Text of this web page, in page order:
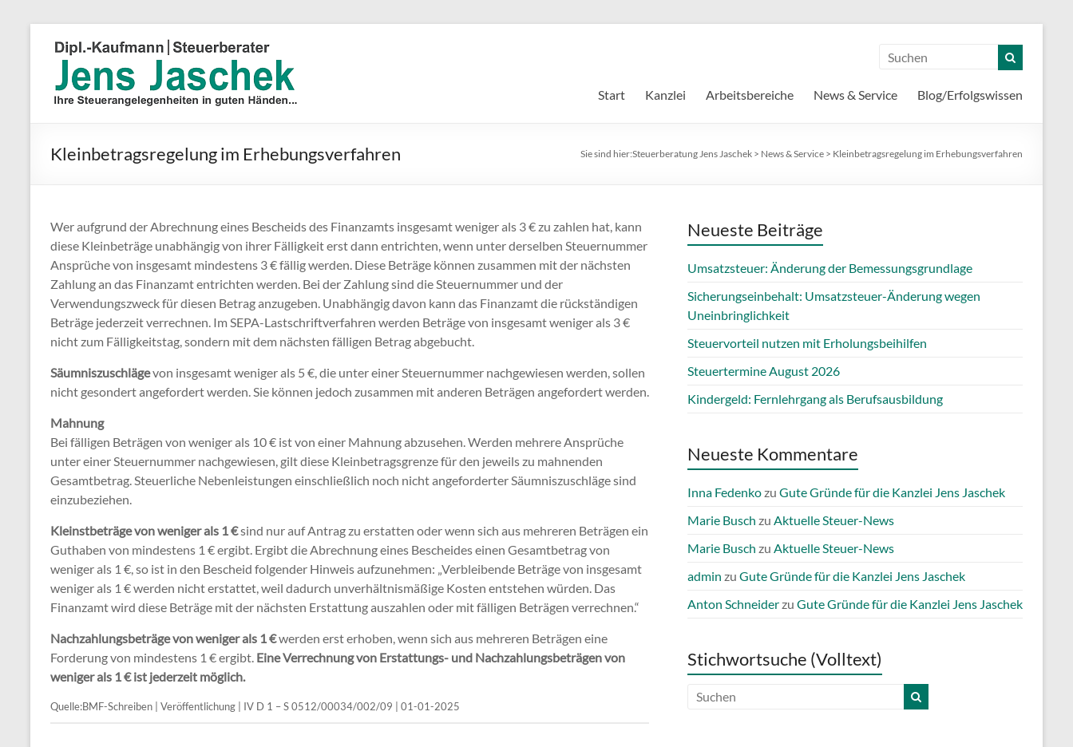
Start Kanzlei Arbeitsbereiche News & Service Blog/Erfolgswissen
Kleinbetragsregelung im Erhebungsverfahren Sie sind hier:Steuerberatung Jens Jaschek > News & Service > Kleinbetragsregelung im Erhebungsverfahren
Wer aufgrund der Abrechnung eines Bescheids des Finanzamts insgesamt weniger als 3 € zu zahlen hat, kann
diese Kleinbeträge unabhängig von ihrer Fälligkeit erst dann entrichten, wenn unter derselben Steuernummer
Ansprüche von insgesamt mindestens 3 € fällig werden. Diese Beträge können zusammen mit der nächsten
Zahlung an das Finanzamt entrichten werden. Bei der Zahlung sind die Steuernummer und der
Verwendungszweck für diesen Betrag anzugeben. Unabhängig davon kann das Finanzamt die rückständigen
Beträge jederzeit verrechnen. Im SEPA-Lastschriftverfahren werden Beträge von insgesamt weniger als 3 €
nicht zum Fälligkeitstag, sondern mit dem nächsten fälligen Betrag abgebucht.
Säumniszuschlägevon insgesamt weniger als 5 €, die unter einer Steuernummer nachgewiesen werden, sollen
nicht gesondert angefordert werden. Sie können jedoch zusammen mit anderen Beträgen angefordert werden.
Mahnung
Bei fälligen Beträgen von weniger als 10 € ist von einer Mahnung abzusehen. Werden mehrere Ansprüche
unter einer Steuernummer nachgewiesen, gilt diese Kleinbetragsgrenze für den jeweils zu mahnenden
Gesamtbetrag. Steuerliche Nebenleistungen einschließlich noch nicht angeforderter Säumniszuschläge sind
einzubeziehen.
Kleinstbeträge von weniger als 1 €sind nur auf Antrag zu erstatten oder wenn sich aus mehreren Beträgen ein
Guthaben von mindestens 1 € ergibt. Ergibt die Abrechnung eines Bescheides einen Gesamtbetrag von
weniger als 1 €, so ist in den Bescheid folgender Hinweis aufzunehmen: „Verbleibende Beträge von insgesamt
weniger als 1 € werden nicht erstattet, weil dadurch unverhältnismäßige Kosten entstehen würden. Das
Finanzamt wird diese Beträge mit der nächsten Erstattung auszahlen oder mit fälligen Beträgen verrechnen.“
Nachzahlungsbeträge von weniger als 1 €werden erst erhoben, wenn sich aus mehreren Beträgen eine
Forderung von mindestens 1 € ergibt. Eine Verrechnung von Erstattungs- und Nachzahlungsbeträgen von
weniger als 1 € ist jederzeit möglich.
Quelle:BMF-Schreiben | Veröffentlichung | IV D 1 – S 0512/00034/002/09 | 01-01-2025
Neueste Beiträge
Umsatzsteuer: Änderung der Bemessungsgrundlage
Sicherungseinbehalt: Umsatzsteuer-Änderung wegen
Uneinbringlichkeit
Steuervorteil nutzen mit Erholungsbeihilfen
Steuertermine August 2026
Kindergeld: Fernlehrgang als Berufsausbildung
Neueste Kommentare
Inna Fedenkozu Gute Gründe für die Kanzlei Jens Jaschek
Marie Busch zu Aktuelle Steuer-News
Marie Busch zu Aktuelle Steuer-News
admin zu Gute Gründe für die Kanzlei Jens Jaschek
Anton Schneiderzu Gute Gründe für die Kanzlei Jens Jaschek
Stichwortsuche (Volltext)